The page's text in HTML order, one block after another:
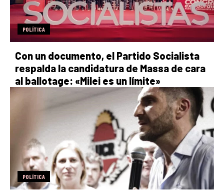
POLÍTICA
Con un documento, el Partido Socialista
respalda la candidatura de Massa de cara
al ballotage: «Milei es un límite»
POLÍTICA